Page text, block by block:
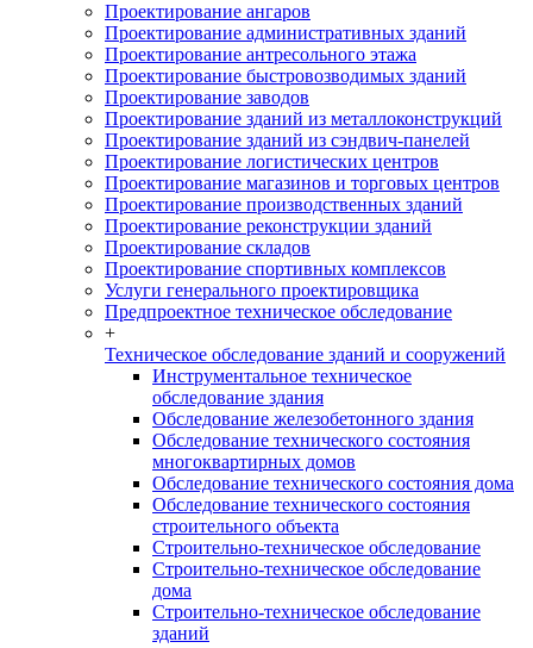
Проектирование ангаров
Проектирование административных зданий
Проектирование антресольного этажа
Проектирование быстровозводимых зданий
Проектирование заводов
Проектирование зданий из металлоконструкций
Проектирование зданий из сэндвич-панелей
Проектирование логистических центров
Проектирование магазинов и торговых центров
Проектирование производственных зданий
Проектирование реконструкции зданий
Проектирование складов
Проектирование спортивных комплексов
Услуги генерального проектировщика
Предпроектное техническое обследование
+
Техническое обследование зданий и сооружений
Инструментальное техническое
обследование здания
Обследование железобетонного здания
Обследование технического состояния
многоквартирных домов
Обследование технического состояния дома
Обследование технического состояния
строительного объекта
Строительно-техническое обследование
Строительно-техническое обследование
дома
Строительно-техническое обследование
зданий